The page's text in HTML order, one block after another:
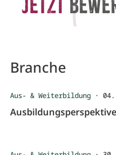
Branche
Aus- & Weiterbildung ·